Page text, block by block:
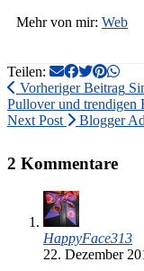
Mehr von mir: Web
Teilen:
Vorheriger Beitrag
Pullover und trendigen
Next Post
Blogger
2 Kommentare
HappyFace313
22. Dezember